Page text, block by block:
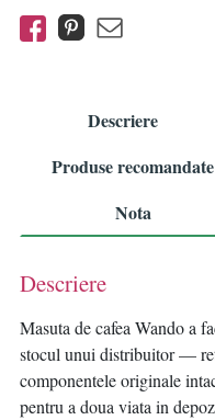
Descriere
Produse recomandate
Nota
Descriere
Masuta de cafea Wando a
stocul unui distribuitor —
componentele originale
pentru a doua viata in